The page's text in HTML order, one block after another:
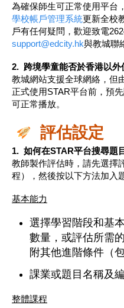
為確保師生可正常使用平台
學校帳戶管理系統更新全校
戶有任何疑問，歡迎致電
support@edcity.hk與教城聯
2. 跨境學童能否於香港以外
教城網站支援全球網絡，但
正式使用STAR平台前，預
可正常播放。
評估設定
1. 如何在STAR平台搜尋題
教師製作評估時，請先選擇
程），然後按以下方法加入
基本能力
選擇學習階段和基
數量，或評估所需
附其他進階條件（
課業或題目名稱及編
整體課程